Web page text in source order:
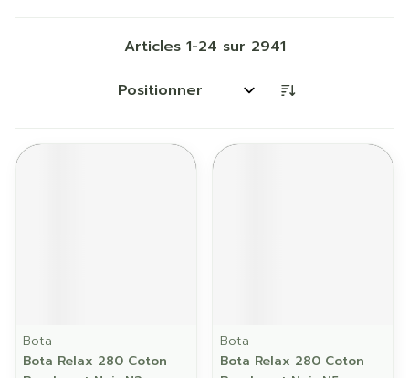
Articles 1-24 sur 2941
Trier par:
Bota
Bota Relax 280 Coton
Bota
Bota Relax 280 Coton